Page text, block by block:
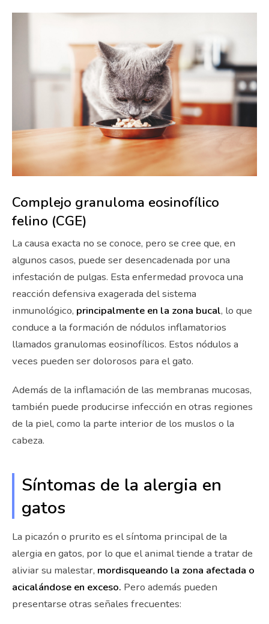
Complejo granuloma eosinofílico
felino (CGE)
La causa exacta no se conoce, pero se cree que, en
algunos casos, puede ser desencadenada por una
infestación de pulgas. Esta enfermedad provoca una
reacción defensiva exagerada del sistema
inmunológico, principalmente en la zona bucal, lo que
conduce a la formación de nódulos inflamatorios
llamados granulomas eosinofílicos. Estos nódulos a
veces pueden ser dolorosos para el gato.
Además de la inflamación de las membranas mucosas,
también puede producirse infección en otras regiones
de la piel, como la parte interior de los muslos o la
cabeza.
Síntomas de la alergia en
gatos
La picazón o prurito es el síntoma principal de la
alergia en gatos, por lo que el animal tiende a tratar de
aliviar su malestar, mordisqueando la zona afectada o
acicalándose en exceso. Pero además pueden
presentarse otras señales frecuentes: